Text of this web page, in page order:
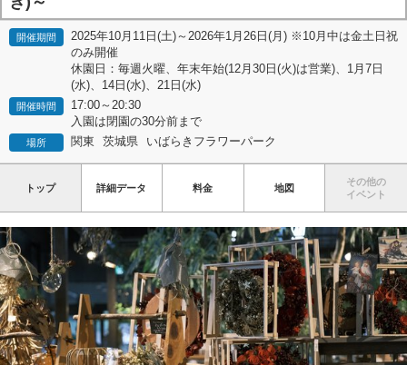
開催期間
2025年10月11日(土)～2026年1月26日(月) ※10月中は金土日祝
のみ開催
休園日：毎週火曜、年末年始(12月30日(火)は営業)、1月7日
(水)、14日(水)、21日(水)
開催時間
17:00～20:30
入園は閉園の30分前まで
場所 関東 茨城県 いばらきフラワーパーク
トップ 詳細データ 料金 地図
その他の
イベント